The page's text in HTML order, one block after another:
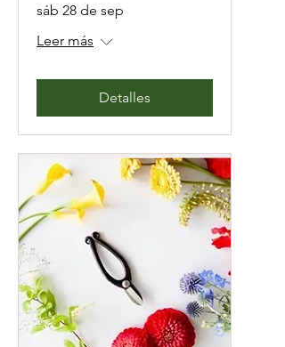
sáb 28 de sep
Leer más
Detalles